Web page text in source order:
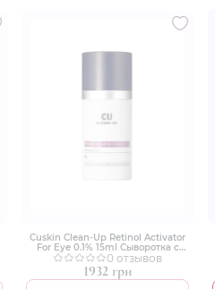
Cuskin Clean-Up Retinol Activator
For Eye 0.1% 15ml Сыворотка с
ретинолом0 отзывов
1932 грн